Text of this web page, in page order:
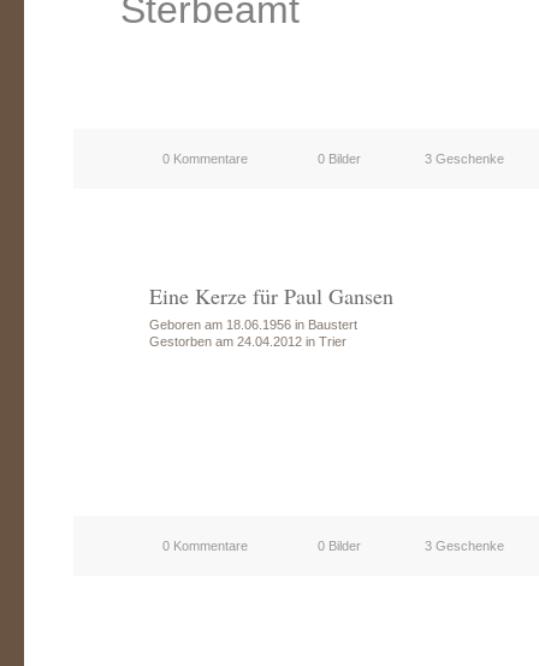
Sterbeamt
0 Kommentare 0 Bilder 3 Geschenke
Eine Kerze für Paul Gansen
Geboren am 18.06.1956 in Baustert
Gestorben am 24.04.2012 in Trier
0 Kommentare 0 Bilder 3 Geschenke